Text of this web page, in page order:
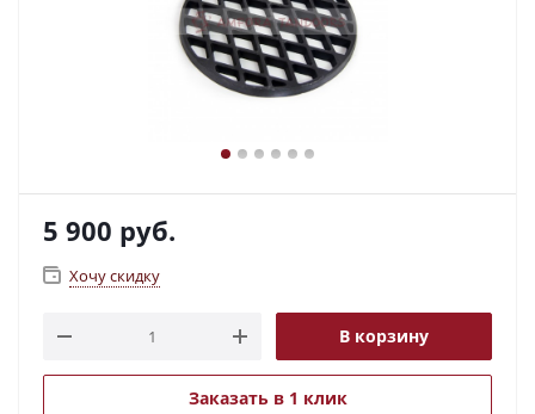
5 900 руб.
Хочу скидку
В корзину
Заказать в 1 клик